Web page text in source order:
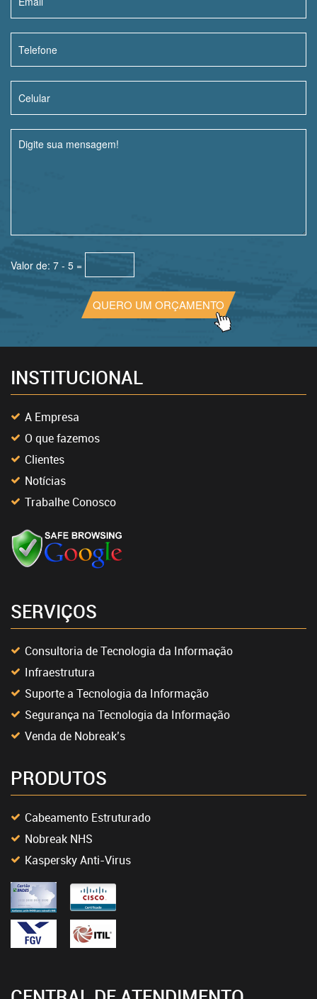
Valor de: 7 - 5 =
QUERO UM ORÇAMENTO
INSTITUCIONAL
A Empresa
O que fazemos
Clientes
Notícias
Trabalhe Conosco
SERVIÇOS
Consultoria de Tecnologia da Informação
Infraestrutura
Suporte a Tecnologia da Informação
Segurança na Tecnologia da Informação
Venda de Nobreak’s
PRODUTOS
Cabeamento Estruturado
Nobreak NHS
Kaspersky Anti-Virus